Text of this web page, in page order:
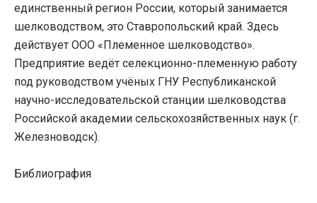
единственный регион России, который занимается
шелководством, это Ставропольский край. Здесь
действует ООО «Племенное шелководство».
Предприятие ведёт селекционно-племенную работу
под руководством учёных ГНУ Республиканской
научно-исследовательской станции шелководства
Российской академии сельскохозяйственных наук (г.
Железноводск).
Библиография